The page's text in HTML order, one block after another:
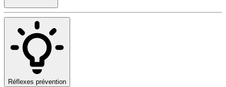
Réflexes prévention